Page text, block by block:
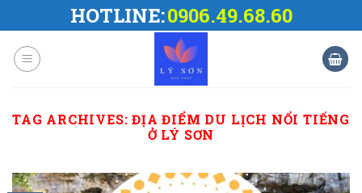
to
content
HOTLINE:0906.49.68.60
TAG ARCHIVES:ĐỊA ĐIỂM DU LỊCH NỔI TIẾNG
Ở LÝ SƠN